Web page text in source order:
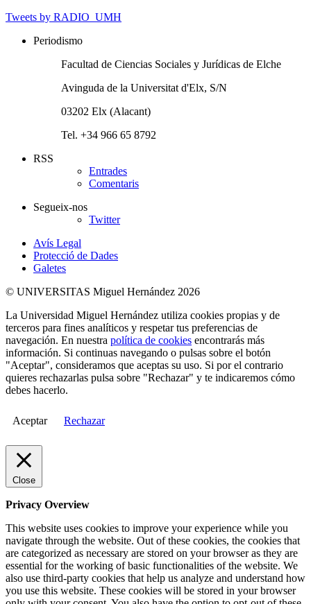
Tweets by RADIO_UMH
Periodismo
Facultad de Ciencias Sociales y Jurídicas de Elche
Avinguda de la Universitat d'Elx, S/N
03202 Elx (Alacant)
Tel. +34 966 65 8792
RSS
Entrades
Comentaris
Segueix-nos
Twitter
Avís Legal
Protecció de Dades
Galetes
© UNIVERSITAS Miguel Hernández 2026
La Universidad Miguel Hernández utiliza cookies propias y de
terceros para fines analíticos y respetar tus preferencias de
navegación. En nuestra política de cookies encontrarás más
información. Si continuas navegando o pulsas sobre el botón
"Aceptar", consideramos que aceptas su uso. Si por el contrario
quieres rechazarlas pulsa sobre "Rechazar" y te indicaremos cómo
debes hacerlo.
Aceptar Rechazar
Close
Privacy Overview
This website uses cookies to improve your experience while you
navigate through the website. Out of these cookies, the cookies that
are categorized as necessary are stored on your browser as they are
essential for the working of basic functionalities of the website. We
also use third-party cookies that help us analyze and understand how
you use this website. These cookies will be stored in your browser